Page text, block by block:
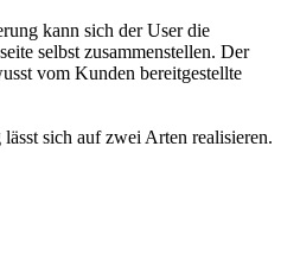
kann sich der User die
selbst zusammenstellen. Der
vom Kunden bereitgestellte
sich auf zwei Arten realisieren.